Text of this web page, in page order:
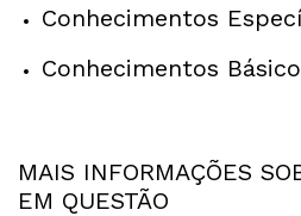
Conhecimentos
Conhecimentos
MAIS INFORMAÇÕES
EM QUESTÃO